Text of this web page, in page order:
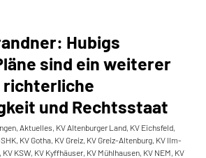
Hubigs
sind ein weiterer
und Rechtsstaat
, Aktuelles, KV Altenburger Land, KV Eichsfeld,
, KV Gotha, KV Greiz, KV Greiz-Altenburg, KV Ilm-
, KV KSW, KV Kyffhäuser, KV Mühlhausen, KV NEM, KV